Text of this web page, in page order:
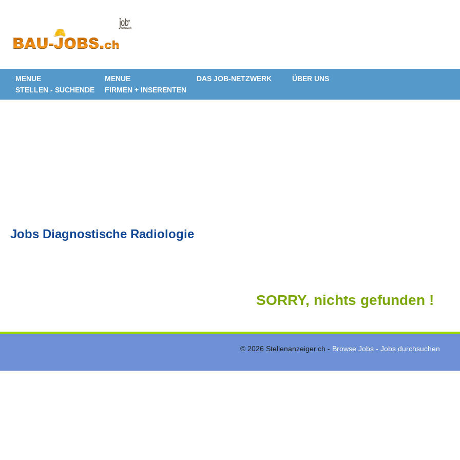
MENUE
STELLEN - SUCHENDE
MENUE
FIRMEN + INSERENTEN
DAS JOB-NETZWERK ÜBER UNS
Jobs Diagnostische Radiologie
SORRY, nichts gefunden !
© 2026 Stellenanzeiger.ch - Browse Jobs - Jobs durchsuchen